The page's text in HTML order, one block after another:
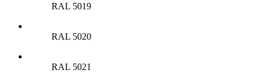
RAL 5019
RAL 5020
RAL 5021